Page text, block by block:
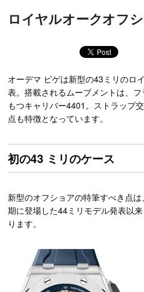
ロイヤルオークオフ
オーデマ ピゲは新型の43ミリのロ
表。搭載されるムーブメントは、
もつキャリバー4401。ストラップ
点も特徴となっています。
初の43 ミリのケース
新型のオフショアの特筆すべき点
期に登場した44ミリモデル発表以
ります。